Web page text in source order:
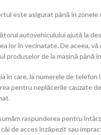
este asigurat până în zonele
autovehiculului ajută la
lor în vecinatate. De aceea,
produselor de la mașină până
în care, la numerele de
pentru neplăcerile cauzate
raspunderea pentru
de acces înzăpezit sau